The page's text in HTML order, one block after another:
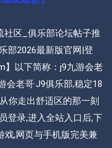
区_俱乐部论坛帖子推
部2026最新版官网|登
】以下简称：j9九游会老
老哥·J9俱乐部,稳定18
你走出舒适区的那一刻
登录,进入全站入口后,下
戏,网页与手机版完美兼